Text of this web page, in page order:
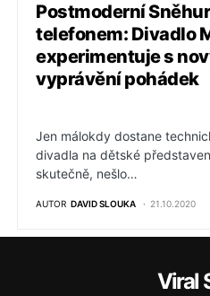
Postmoderní
telefonem: Divadlo
experimentuje s
vyprávění pohádek
Jen málokdy dostane
divadla na dětské
skutečně, nešlo…
AUTOR DAVID SLOUKA 21.10.2020
Viral